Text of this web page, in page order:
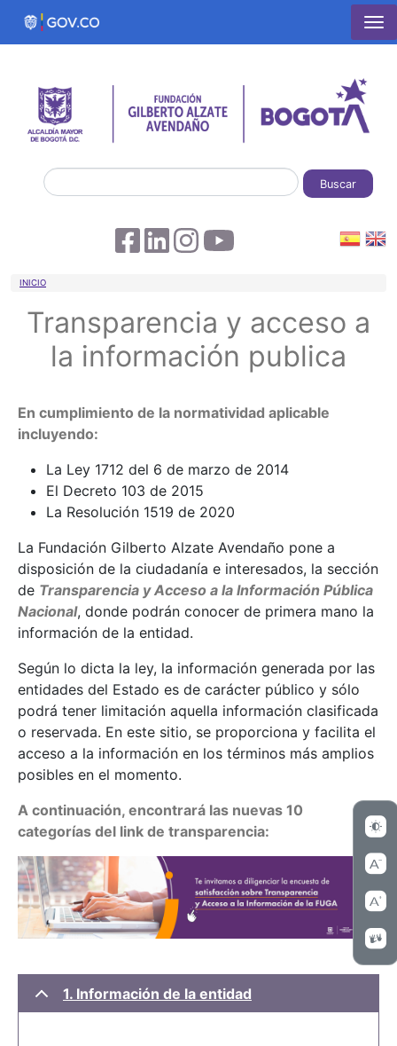
Pasar al contenido principal
Buscar
Sobrescribir enlaces de ayuda a la
INICIO
Transparencia y acceso a
la información publica
En cumplimiento de la normatividad aplicable
incluyendo:
La Ley 1712 del 6 de marzo de 2014
El Decreto 103 de 2015
La Resolución 1519 de 2020
La Fundación Gilberto Alzate Avendaño pone a
disposición de la ciudadanía e interesados, la sección
de Transparencia y Acceso a la Información Pública
Nacional, donde podrán conocer de primera mano la
información de la entidad.
Según lo dicta la ley, la información generada por las
entidades del Estado es de carácter público y sólo
podrá tener limitación aquella información clasificada
o reservada. En este sitio, se proporciona y facilita el
acceso a la información en los términos más amplios
posibles en el momento.
A continuación, encontrará las nuevas 10
categorías del link de transparencia:
1. Información de la entidad